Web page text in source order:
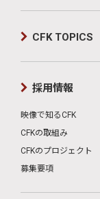
CFK TOPICS
採用情報
映像で知るCFK
CFKの取組み
CFKのプロジェクト
募集要項